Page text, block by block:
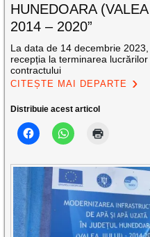
HUNEDOARA
2014 – 2020”
La data de 14 decembrie
recepția la terminarea
contractului
CITEȘTE MAI DEPARTE
Distribuie acest articol